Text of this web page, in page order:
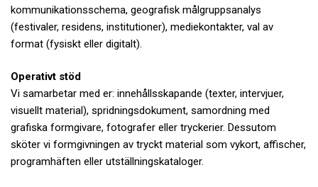
kommunikationsschema, geografisk målgruppsanalys
(festivaler, residens, institutioner), mediekontakter, val av
format (fysiskt eller digitalt).
Operativt stöd
Vi samarbetar med er: innehållsskapande (texter, intervjuer,
visuellt material), spridningsdokument, samordning med
grafiska formgivare, fotografer eller tryckerier. Dessutom
sköter vi formgivningen av tryckt material som vykort, affischer,
programhäften eller utställningskataloger.